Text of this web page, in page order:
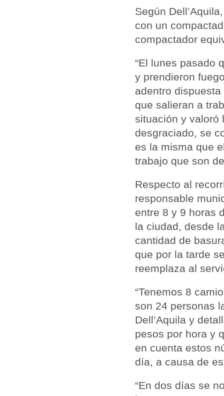
Según
con un
compactador
“El lunes pasado
y prendieron
adentro
que salieran a
situación y valoró
desgraciado, se
es la misma que
trabajo que son
Respecto al
responsable
entre 8 y 9 horas
la ciudad, desde
cantidad de
que por la tarde
reemplaza al
“Tenemos 8
son 24 personas
Dell’Aquila y
pesos por hora y
en cuenta estos
día, a causa de
“En dos días se